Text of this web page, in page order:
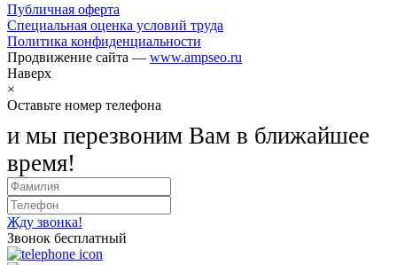
Публичная оферта
Специальная оценка условий труда
Политика конфиденциальности
Продвижение сайта — www.ampseo.ru
Наверх
×
Оставьте номер телефона
и мы перезвоним Вам в ближайшее
время!
Жду звонка!
Звонок бесплатный